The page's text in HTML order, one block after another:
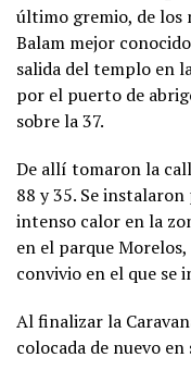
último gremio, de los
Balam mejor
salida del templo en
por el puerto de
sobre la 37.
De allí tomaron la
88 y 35. Se
intenso calor en la
en el parque
convivio en el que se
Al finalizar la
colocada de nuevo